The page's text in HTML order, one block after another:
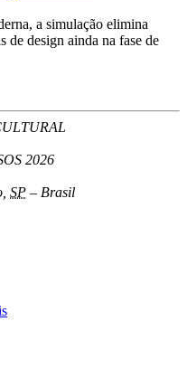
a simulação elimina
de design ainda na fase de
2026
SP – Brasil